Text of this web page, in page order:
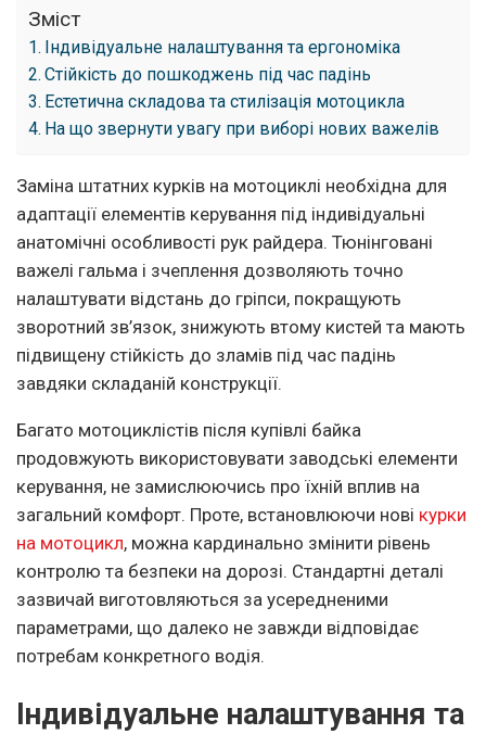
Зміст
Індивідуальне налаштування та ергономіка
Стійкість до пошкоджень під час падінь
Естетична складова та стилізація мотоцикла
На що звернути увагу при виборі нових важелів
Заміна штатних курків на мотоциклі необхідна для
адаптації елементів керування під індивідуальні
анатомічні особливості рук райдера. Тюнінговані
важелі гальма і зчеплення дозволяють точно
налаштувати відстань до гріпси, покращують
зворотний зв’язок, знижують втому кистей та мають
підвищену стійкість до зламів під час падінь
завдяки складаній конструкції.
Багато мотоциклістів після купівлі байка
продовжують використовувати заводські елементи
керування, не замислюючись про їхній вплив на
загальний комфорт. Проте, встановлюючи нові курки
на мотоцикл, можна кардинально змінити рівень
контролю та безпеки на дорозі. Стандартні деталі
зазвичай виготовляються за усередненими
параметрами, що далеко не завжди відповідає
потребам конкретного водія.
Індивідуальне налаштування та